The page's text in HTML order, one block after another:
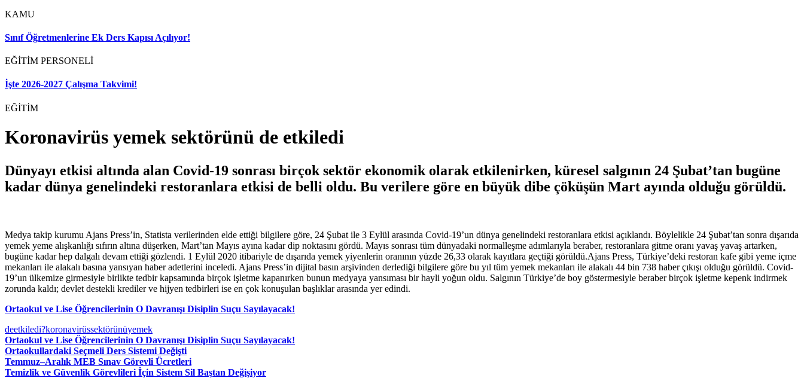
KAMU
Sınıf Öğretmenlerine Ek Ders Kapısı Açılıyor!
EĞİTİM PERSONELİ
İşte 2026-2027 Çalışma Takvimi!
EĞİTİM
Koronavirüs yemek sektörünü de etkiledi
Dünyayı etkisi altında alan Covid-19 sonrası birçok sektör ekonomik olarak etkilenirken, küresel salgının 24 Şubat’tan bugüne
kadar dünya genelindeki restoranlara etkisi de belli oldu. Bu verilere göre en büyük dibe çöküşün Mart ayında olduğu görüldü.
Medya takip kurumu Ajans Press’in, Statista verilerinden elde ettiği bilgilere göre, 24 Şubat ile 3 Eylül arasında Covid-19’un dünya genelindeki restoranlara etkisi açıklandı. Böylelikle 24 Şubat’tan sonra dışarıda
yemek yeme alışkanlığı sıfırın altına düşerken, Mart’tan Mayıs ayına kadar dip noktasını gördü. Mayıs sonrası tüm dünyadaki normalleşme adımlarıyla beraber, restoranlara gitme oranı yavaş yavaş artarken,
bugüne kadar hep dalgalı devam ettiği gözlendi. 1 Eylül 2020 itibariyle de dışarıda yemek yiyenlerin oranının yüzde 26,33 olarak kayıtlara geçtiği görüldü.Ajans Press, Türkiye’deki restoran kafe gibi yeme içme
mekanları ile alakalı basına yansıyan haber adetlerini inceledi. Ajans Press’in dijital basın arşivinden derlediği bilgilere göre bu yıl tüm yemek mekanları ile alakalı 44 bin 738 haber çıkışı olduğu görüldü. Covid-
19’un ülkemize girmesiyle birlikte tedbir kapsamında birçok işletme kapanırken bunun medyaya yansıması bir hayli yoğun oldu. Salgının Türkiye’de boy göstermesiyle beraber birçok işletme kepenk indirmek
zorunda kaldı; devlet destekli krediler ve hijyen tedbirleri ise en çok konuşulan başlıklar arasında yer edindi.
Ortaokul ve Lise Öğrencilerinin O Davranışı Disiplin Suçu Sayılayacak!
deetkiledi?koronavirüssektörünüyemek
Ortaokul ve Lise Öğrencilerinin O Davranışı Disiplin Suçu Sayılayacak!
Ortaokullardaki Seçmeli Ders Sistemi Değişti
Temmuz–Aralık MEB Sınav Görevli Ücretleri
Temizlik ve Güvenlik Görevlileri İçin Sistem Sil Baştan Değişiyor